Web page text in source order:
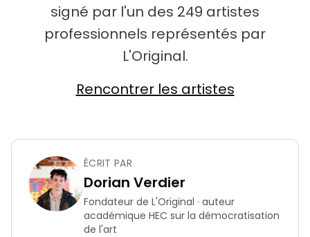
signé par l'un des 249 artistes
professionnels représentés par
L'Original.
Rencontrer les artistes
ÉCRIT PAR
Dorian Verdier
Fondateur de L'Original · auteur
académique HEC sur la démocratisation
de l'art